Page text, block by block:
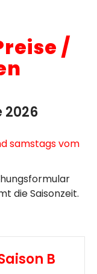
/
2026
samstags vom
die Saisonzeit.
B